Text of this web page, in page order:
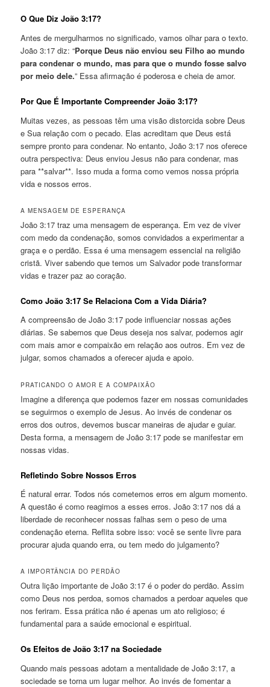
O Que Diz João 3:17?
Antes de mergulharmos no significado, vamos olhar para o texto.
João 3:17 diz: “Porque Deus não enviou seu Filho ao mundo
para condenar o mundo, mas para que o mundo fosse salvo
por meio dele.” Essa afirmação é poderosa e cheia de amor.
Por Que É Importante Compreender João 3:17?
Muitas vezes, as pessoas têm uma visão distorcida sobre Deus
e Sua relação com o pecado. Elas acreditam que Deus está
sempre pronto para condenar. No entanto, João 3:17 nos oferece
outra perspectiva: Deus enviou Jesus não para condenar, mas
para **salvar**. Isso muda a forma como vemos nossa própria
vida e nossos erros.
A MENSAGEM DE ESPERANÇA
João 3:17 traz uma mensagem de esperança. Em vez de viver
com medo da condenação, somos convidados a experimentar a
graça e o perdão. Essa é uma mensagem essencial na religião
cristã. Viver sabendo que temos um Salvador pode transformar
vidas e trazer paz ao coração.
Como João 3:17 Se Relaciona Com a Vida Diária?
A compreensão de João 3:17 pode influenciar nossas ações
diárias. Se sabemos que Deus deseja nos salvar, podemos agir
com mais amor e compaixão em relação aos outros. Em vez de
julgar, somos chamados a oferecer ajuda e apoio.
PRATICANDO O AMOR E A COMPAIXÃO
Imagine a diferença que podemos fazer em nossas comunidades
se seguirmos o exemplo de Jesus. Ao invés de condenar os
erros dos outros, devemos buscar maneiras de ajudar e guiar.
Desta forma, a mensagem de João 3:17 pode se manifestar em
nossas vidas.
Refletindo Sobre Nossos Erros
É natural errar. Todos nós cometemos erros em algum momento.
A questão é como reagimos a esses erros. João 3:17 nos dá a
liberdade de reconhecer nossas falhas sem o peso de uma
condenação eterna. Reflita sobre isso: você se sente livre para
procurar ajuda quando erra, ou tem medo do julgamento?
A IMPORTÂNCIA DO PERDÃO
Outra lição importante de João 3:17 é o poder do perdão. Assim
como Deus nos perdoa, somos chamados a perdoar aqueles que
nos feriram. Essa prática não é apenas um ato religioso; é
fundamental para a saúde emocional e espiritual.
Os Efeitos de João 3:17 na Sociedade
Quando mais pessoas adotam a mentalidade de João 3:17, a
sociedade se torna um lugar melhor. Ao invés de fomentar a